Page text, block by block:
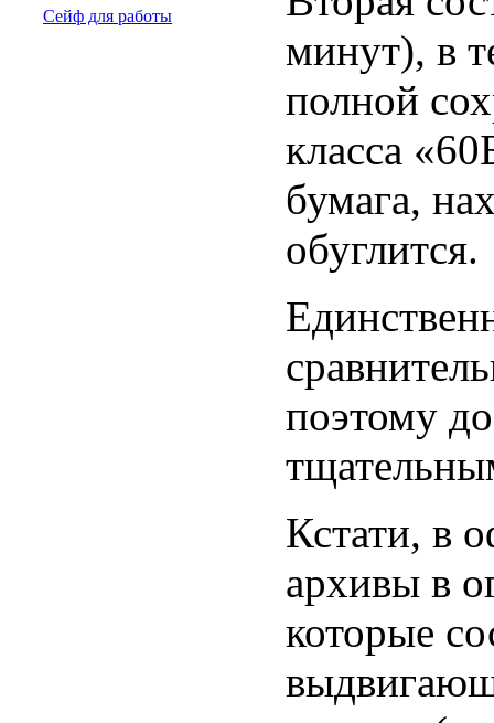
Сейф для работы
минут), в
полной
класса
бумага,
обуглится.
поэтому
Кстати, в
архивы в
которые